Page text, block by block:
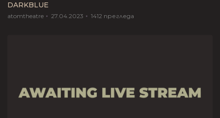
DARKBLUE
atomtheatre 27.04.2023 1412 прегледа